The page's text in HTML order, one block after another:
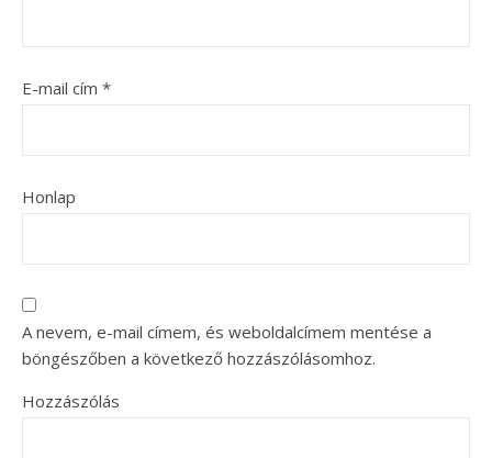
E-mail cím *
Honlap
A nevem, e-mail címem, és weboldalcímem mentése a
böngészőben a következő hozzászólásomhoz.
Hozzászólás